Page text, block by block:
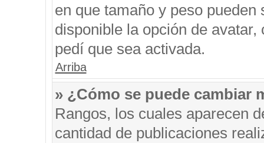
en que tamaño y peso
disponible la opción de
pedí que sea activada.
Arriba
» ¿Cómo se puede cambiar
Rangos, los cuales aparecen
cantidad de publicaciones